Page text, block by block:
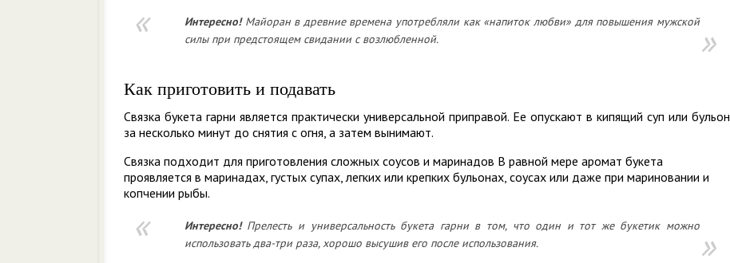
Интересно!Майоран в древние времена употребляли как «напиток любви» для повышения мужской
силы при предстоящем свидании с возлюбленной.
Как приготовить и подавать
Связка букета гарни является практически универсальной приправой. Ее опускают в кипящий суп или бульон
за несколько минут до снятия с огня, а затем вынимают.
Связка подходит для приготовления сложных соусов и маринадов В равной мере аромат букета
проявляется в маринадах, густых супах, легких или крепких бульонах, соусах или даже при мариновании и
копчении рыбы.
Интересно!Прелесть и универсальность букета гарни в том, что один и тот же букетик можно
использовать два-три раза, хорошо высушив его после использования.